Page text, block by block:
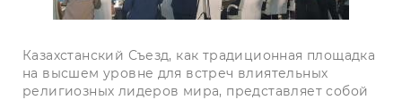
Казахстанский Съезд, как традиционная площадка
на высшем уровне для встреч влиятельных
религиозных лидеров мира, представляет собой